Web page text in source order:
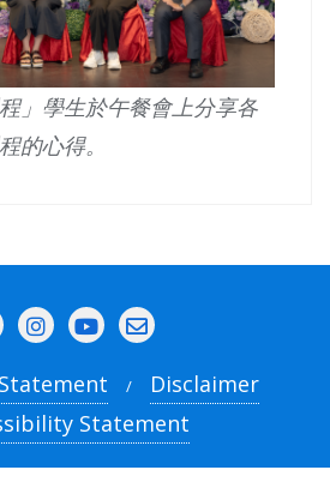
」學生於午餐會上分享各
的心得。
Disclaimer
Statement